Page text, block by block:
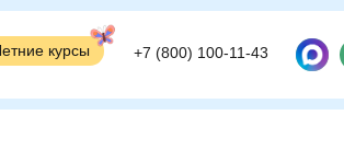
+7 (800) 100-11-43
курсы +7 (800) 100-11-43
курсы